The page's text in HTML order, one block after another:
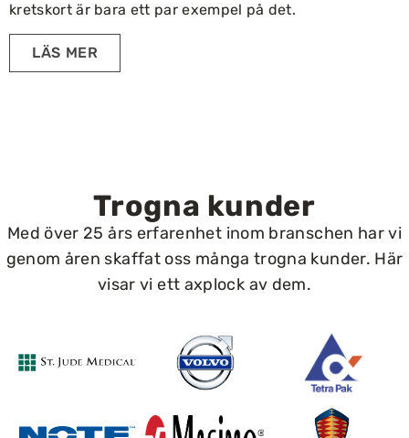
kretskort är bara ett par exempel på det.
LÄS MER
Trogna kunder
Med över 25 års erfarenhet inom branschen har vi
genom åren skaffat oss många trogna kunder. Här
visar vi ett axplock av dem.